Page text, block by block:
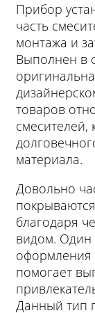
Прибор
часть
монтажа и
Выполнен в
товаров
смесителей,
материала.
Довольно
благодаря
видом. Один
оформления
помогает
Данный тип